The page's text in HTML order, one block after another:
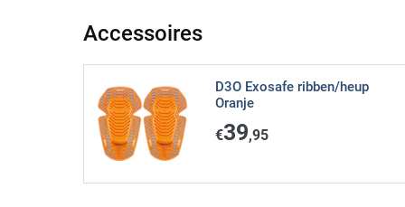
Accessoires
D3O Exosafe ribben/heup
Oranje
€39,95